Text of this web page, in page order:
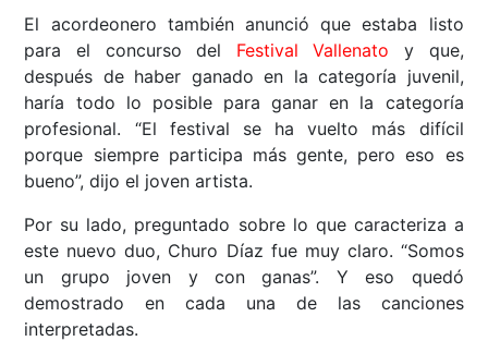
El acordeonero también anunció que estaba listo
para el concurso del Festival Vallenato y que,
después de haber ganado en la categoría juvenil,
haría todo lo posible para ganar en la categoría
profesional. “El festival se ha vuelto más difícil
porque siempre participa más gente, pero eso es
bueno”, dijo el joven artista.
Por su lado, preguntado sobre lo que caracteriza a
este nuevo duo, Churo Díaz fue muy claro. “Somos
un grupo joven y con ganas”. Y eso quedó
demostrado en cada una de las canciones
interpretadas.